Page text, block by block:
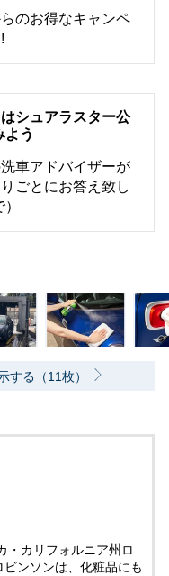
のお得なキャンペ
シュアラスター公
よう
車アドバイザーが
ごとにお答え致し
する（11枚）
・カリフォルニア州ロ
ンソンは、化粧品にも